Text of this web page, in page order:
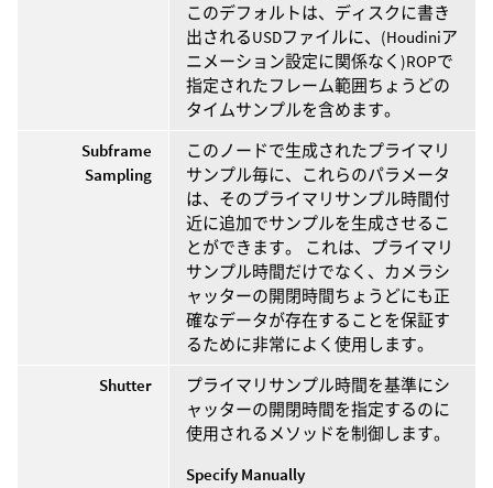
このデフォルトは、ディスクに書き
出されるUSDファイルに、(Houdiniア
ニメーション設定に関係なく)ROPで
指定されたフレーム範囲ちょうどの
タイムサンプルを含めます。
Subframe
Sampling
このノードで生成されたプライマリ
サンプル毎に、これらのパラメータ
は、そのプライマリサンプル時間付
近に追加でサンプルを生成させるこ
とができます。 これは、プライマリ
サンプル時間だけでなく、カメラシ
ャッターの開閉時間ちょうどにも正
確なデータが存在することを保証す
るために非常によく使用します。
Shutter
プライマリサンプル時間を基準にシ
ャッターの開閉時間を指定するのに
使用されるメソッドを制御します。
Specify Manually